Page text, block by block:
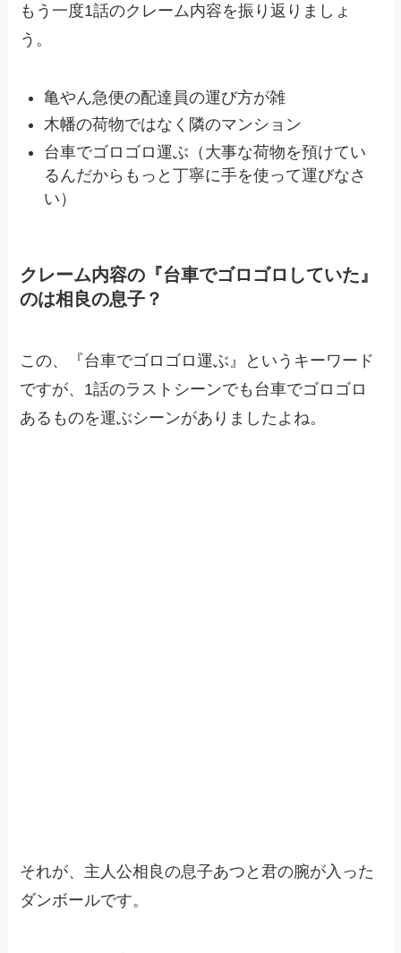
もう一度1話のクレーム内容を振り返りましょ
う。
亀やん急便の配達員の運び方が雑
木幡の荷物ではなく隣のマンション
台車でゴロゴロ運ぶ（大事な荷物を預けてい
るんだからもっと丁寧に手を使って運びなさ
い）
クレーム内容の『台車でゴロゴロしていた』
のは相良の息子？
この、『台車でゴロゴロ運ぶ』というキーワード
ですが、1話のラストシーンでも台車でゴロゴロ
あるものを運ぶシーンがありましたよね。
それが、主人公相良の息子あつと君の腕が入った
ダンボールです。